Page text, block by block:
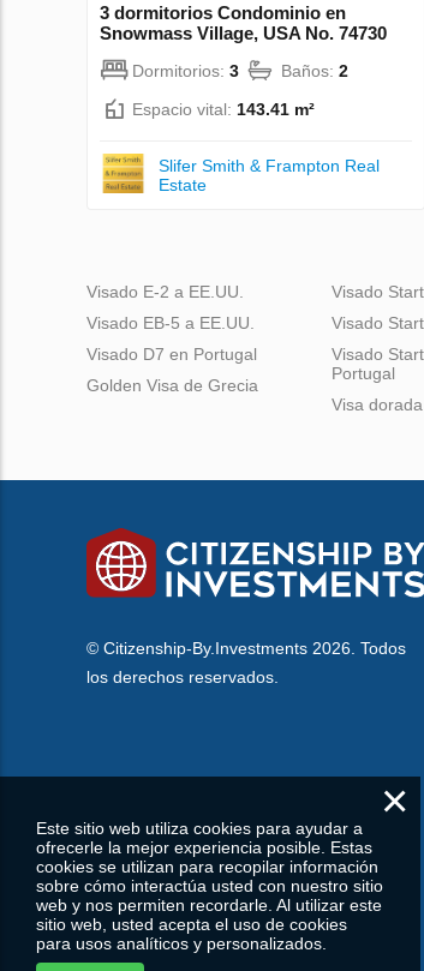
3 dormitorios Condominio en
Snowmass Village, USA No. 74730
Dormitorios: 3 Baños: 2
Espacio vital: 143.41 m²
Slifer Smith & Frampton Real
Estate
Visado E-2 a EE.UU.
Visado EB-5 a EE.UU.
Visado D7 en Portugal
Golden Visa de Grecia
Visado
Visado
Visado
Portugal
Visa
© Citizenship-By.Investments 2026. Todos
los derechos reservados.
×
Este sitio web utiliza cookies para ayudar a
ofrecerle la mejor experiencia posible. Estas
cookies se utilizan para recopilar información
sobre cómo interactúa usted con nuestro sitio
web y nos permiten recordarle. Al utilizar este
sitio web, usted acepta el uso de cookies
para usos analíticos y personalizados.